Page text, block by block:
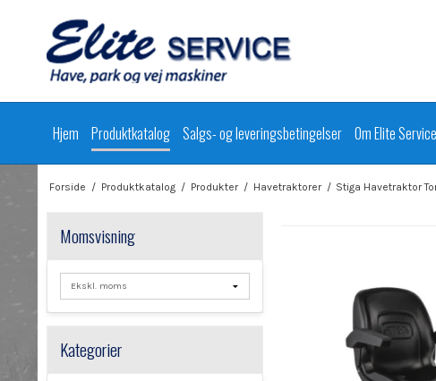
Hjem Produktkatalog Salgs- og leveringsbetingelser Om Elite Service
Forside / Produktkatalog / Produkter / Havetraktorer / Stiga Havetraktor
Momsvisning
Kategorier